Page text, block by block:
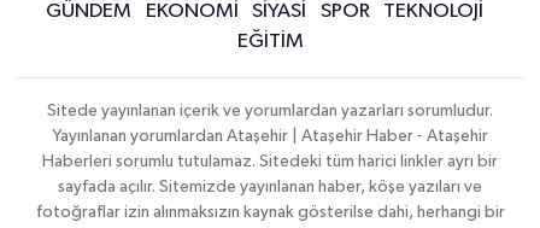
GÜNDEM EKONOMİ SİYASİ SPOR
TEKNOLOJİ
EĞİTİM
Sitede yayınlanan içerik ve yorumlardan yazarları sorumludur.
Yayınlanan yorumlardan Ataşehir | Ataşehir Haber - Ataşehir
Haberleri sorumlu tutulamaz. Sitedeki tüm harici linkler ayrı bir
sayfada açılır. Sitemizde yayınlanan haber, köşe yazıları ve
fotoğraflar izin alınmaksızın kaynak gösterilse dahi, herhangi bir